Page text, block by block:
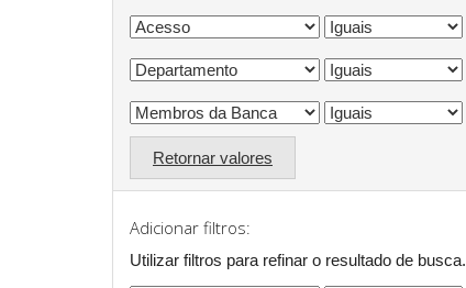
Retornar valores
Adicionar filtros:
Utilizar filtros para refinar o resultado de busca.